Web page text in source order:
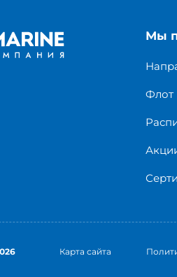
Мы
Флот
Карта сайта